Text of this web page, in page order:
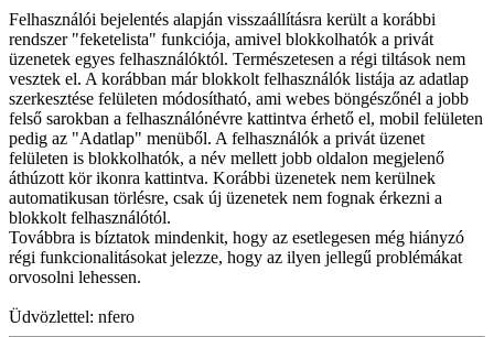
Felhasználói bejelentés alapján visszaállításra került a korábbi
rendszer "feketelista" funkciója, amivel blokkolhatók a privát
üzenetek egyes felhasználóktól. Természetesen a régi tiltások nem
vesztek el. A korábban már blokkolt felhasználók listája az adatlap
szerkesztése felületen módosítható, ami webes böngészőnél a jobb
felső sarokban a felhasználónévre kattintva érhető el, mobil felületen
pedig az "Adatlap" menüből. A felhasználók a privát üzenet
felületen is blokkolhatók, a név mellett jobb oldalon megjelenő
áthúzott kör ikonra kattintva. Korábbi üzenetek nem kerülnek
automatikusan törlésre, csak új üzenetek nem fognak érkezni a
blokkolt felhasználótól.
Továbbra is bíztatok mindenkit, hogy az esetlegesen még hiányzó
régi funkcionalitásokat jelezze, hogy az ilyen jellegű problémákat
orvosolni lehessen.
Üdvözlettel: nfero